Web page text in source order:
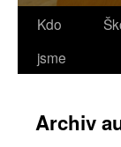
Kdo
jsme
Archiv